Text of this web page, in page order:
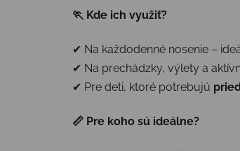
🏃 Kde ich využiť?
✔ Na každodenné nosenie –
✔ Na prechádzky, výlety a
✔ Pre deti, ktoré potrebujú
📏 Pre koho sú ideálne?